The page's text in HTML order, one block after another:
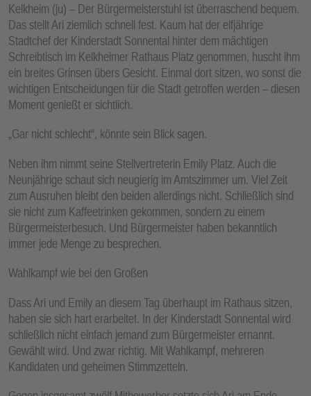
Kelkheim (ju) – Der Bürgermeisterstuhl ist überraschend bequem.
Das stellt Ari ziemlich schnell fest. Kaum hat der elfjährige
Stadtchef der Kinderstadt Sonnental hinter dem mächtigen
Schreibtisch im Kelkheimer Rathaus Platz genommen, huscht ihm
ein breites Grinsen übers Gesicht. Einmal dort sitzen, wo sonst die
wichtigen Entscheidungen für die Stadt getroffen werden – diesen
Moment genießt er sichtlich.
„Gar nicht schlecht“, könnte sein Blick sagen.
Neben ihm nimmt seine Stellvertreterin Emily Platz. Auch die
Neunjährige schaut sich neugierig im Amtszimmer um. Viel Zeit
zum Ausruhen bleibt den beiden allerdings nicht. Schließlich sind
sie nicht zum Kaffeetrinken gekommen, sondern zu einem
Bürgermeisterbesuch. Und Bürgermeister haben bekanntlich
immer jede Menge zu besprechen.
Wahlkampf wie bei den Großen
Dass Ari und Emily an diesem Tag überhaupt im Rathaus sitzen,
haben sie sich hart erarbeitet. In der Kinderstadt Sonnental wird
schließlich nicht einfach jemand zum Bürgermeister ernannt.
Gewählt wird. Und zwar richtig. Mit Wahlkampf, mehreren
Kandidaten und geheimen Stimmzetteln.